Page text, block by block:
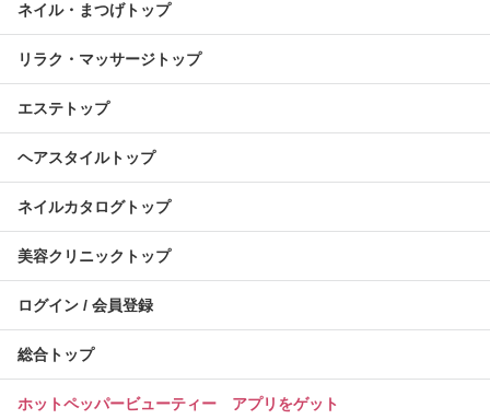
ネイル・まつげトップ
リラク・マッサージトップ
エステトップ
ヘアスタイルトップ
ネイルカタログトップ
美容クリニックトップ
ログイン / 会員登録
総合トップ
ホットペッパービューティー アプリをゲット